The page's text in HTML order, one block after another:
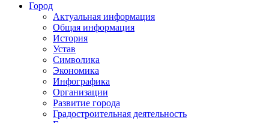
Город
Актуальная информация
Общая информация
История
Устав
Символика
Экономика
Инфографика
Организации
Развитие города
Градостроительная деятельность